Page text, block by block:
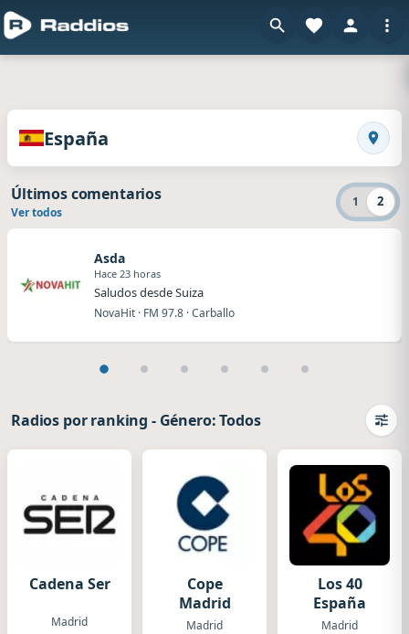
Radios de Españaen Raddios
España
1 2
Últimos comentarios
Ver todos
Asda
Hace 23 horas
Saludos desde Suiza
NovaHit · FM 97.8 · Carballo
Radios por ranking - Género: Todos
Cadena Ser
Madrid
Cope
Madrid
Madrid
Los 40
España
Madrid